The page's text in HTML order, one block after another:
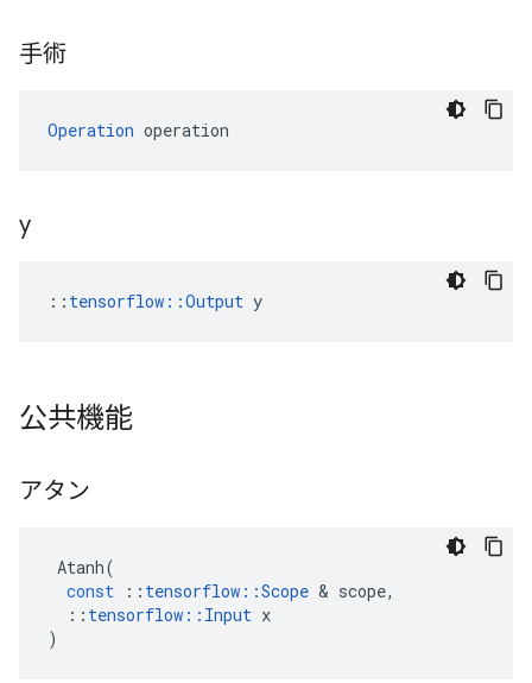
手術
Operation operation
y
:: tensorflow::Output y
公共機能
アタン
Atanh(
const
:: tensorflow ::Scope & scope,
:: tensorflow :: Input x
)